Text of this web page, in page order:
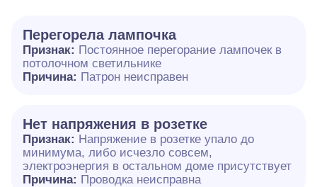
Перегорела лампочка
Признак: Постоянное перегорание лампочек в
потолочном светильнике
Причина: Патрон неисправен
Нет напряжения в розетке
Признак: Напряжение в розетке упало до
минимума, либо исчезло совсем,
электроэнергия в остальном доме присутствует
Причина: Проводка неисправна